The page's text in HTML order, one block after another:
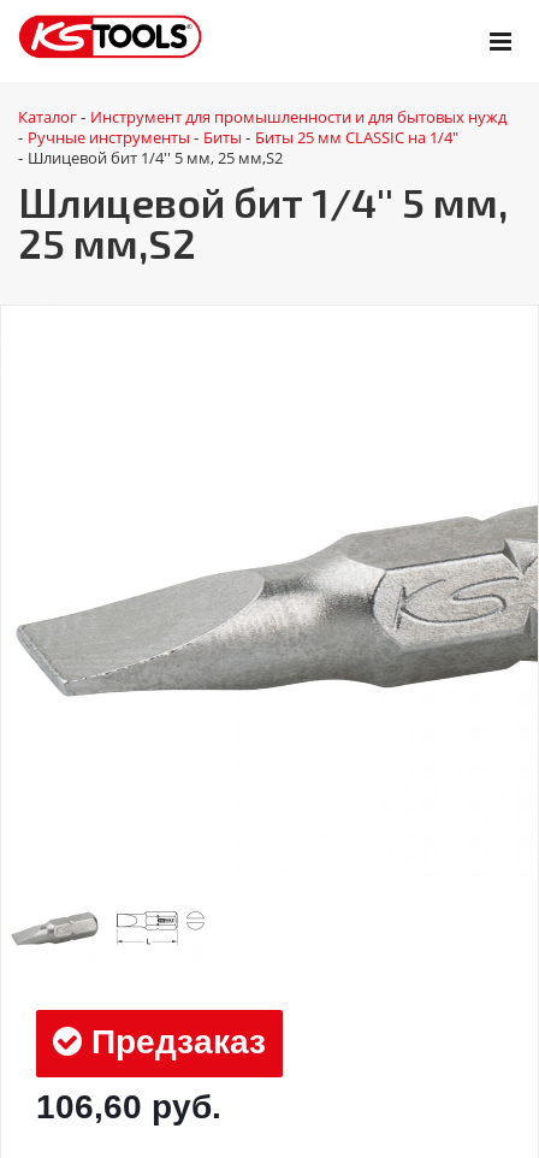
Каталог - Инструмент для промышленности и для бытовых нужд
- Ручные инструменты - Биты - Биты 25 мм CLASSIC на 1/4"
- Шлицевой бит 1/4'' 5 мм, 25 мм,S2
Шлицевой бит 1/4'' 5 мм,
25 мм,S2
Предзаказ
106,60 руб.